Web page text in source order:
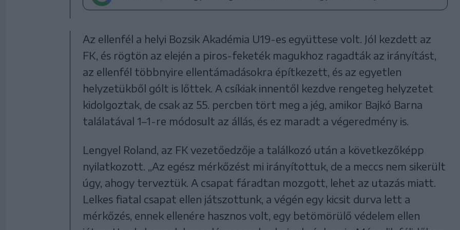
Az ellenfél a helyi Bozsik Akadémia U19-es együttese volt. Jól kezdett az
FK, és rögtön az elején a piros-feketék magukhoz ragadták az irányítást,
az ellenfél többnyire ellentámadásokra építkezett, és az egyetlen
helyzetükből gólt is lőttek. A csíkiak innentől kezdve rengeteg helyzetet
kidolgoztak, de csak az 55. percben tört meg a jég, amikor Bajkó Barna
találatával 1–1-re módosult az állás, és ez maradt a végeredmény is.
Lengyel Roland, az FK vezetőedzője a találkozó után a következőképp
nyilatkozott. „Az egész mérkőzést mi irányítottuk, de a meccs nem sikerült
úgy, ahogy terveztük. A csapat fáradtan mozgott, lehet az utazás miatt.
Lelkes fiatal csapat ellen játszottunk, a végén egy kicsit durva lett a
mérkőzés, ennek ellenére hasznos volt, egy betömörülő védelem ellen